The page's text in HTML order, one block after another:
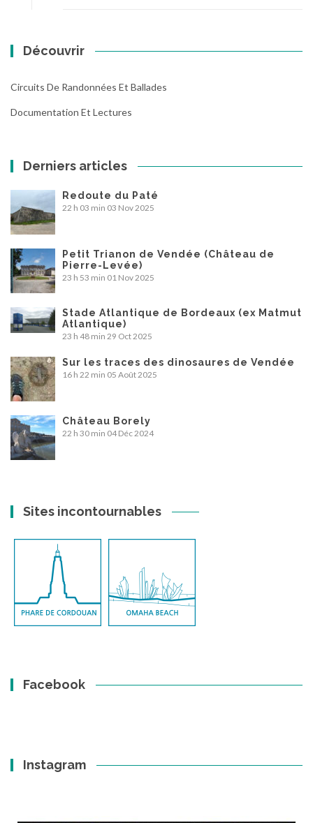
Découvrir
Circuits De Randonnées Et Ballades
Documentation Et Lectures
Derniers articles
Redoute du Paté
22 h 03 min 03 Nov 2025
Petit Trianon de Vendée (Château de
Pierre-Levée)
23 h 53 min 01 Nov 2025
Stade Atlantique de Bordeaux (ex Matmut
Atlantique)
23 h 48 min 29 Oct 2025
Sur les traces des dinosaures de Vendée
16 h 22 min 05 Août 2025
Château Borely
22 h 30 min 04 Déc 2024
Sites incontournables
Facebook
Instagram